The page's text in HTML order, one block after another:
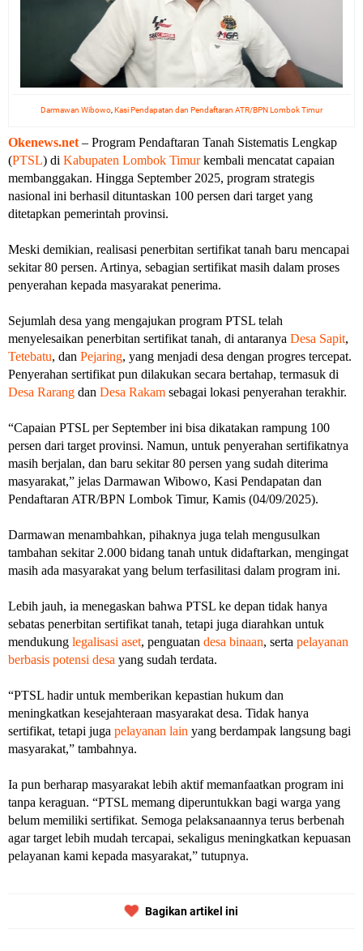
Darmawan Wibowo, Kasi Pendapatan dan Pendaftaran ATR/BPN Lombok Timur
Okenews.net – Program Pendaftaran Tanah Sistematis Lengkap
(PTSL) di Kabupaten Lombok Timurkembali mencatat capaian
membanggakan. Hingga September 2025, program strategis
nasional ini berhasil dituntaskan 100 persen dari target yang
ditetapkan pemerintah provinsi.
Meski demikian, realisasi penerbitan sertifikat tanah baru mencapai
sekitar 80 persen. Artinya, sebagian sertifikat masih dalam proses
penyerahan kepada masyarakat penerima.
Sejumlah desa yang mengajukan program PTSL telah
menyelesaikan penerbitan sertifikat tanah, di antaranya Desa Sapit,
Tetebatu, dan Pejaring, yang menjadi desa dengan progres tercepat.
Penyerahan sertifikat pun dilakukan secara bertahap, termasuk di
Desa Rarang dan Desa Rakam sebagai lokasi penyerahan terakhir.
“Capaian PTSL per September ini bisa dikatakan rampung 100
persen dari target provinsi. Namun, untuk penyerahan sertifikatnya
masih berjalan, dan baru sekitar 80 persen yang sudah diterima
masyarakat,” jelas Darmawan Wibowo, Kasi Pendapatan dan
Pendaftaran ATR/BPN Lombok Timur, Kamis (04/09/2025).
Darmawan menambahkan, pihaknya juga telah mengusulkan
tambahan sekitar 2.000 bidang tanah untuk didaftarkan, mengingat
masih ada masyarakat yang belum terfasilitasi dalam program ini.
Lebih jauh, ia menegaskan bahwa PTSL ke depan tidak hanya
sebatas penerbitan sertifikat tanah, tetapi juga diarahkan untuk
mendukung legalisasi aset, penguatan desa binaan, serta pelayanan
berbasis potensi desa yang sudah terdata.
“PTSL hadir untuk memberikan kepastian hukum dan
meningkatkan kesejahteraan masyarakat desa. Tidak hanya
sertifikat, tetapi juga pelayanan lain yang berdampak langsung bagi
masyarakat,” tambahnya.
Ia pun berharap masyarakat lebih aktif memanfaatkan program ini
tanpa keraguan. “PTSL memang diperuntukkan bagi warga yang
belum memiliki sertifikat. Semoga pelaksanaannya terus berbenah
agar target lebih mudah tercapai, sekaligus meningkatkan kepuasan
pelayanan kami kepada masyarakat,” tutupnya.
Bagikan artikel ini